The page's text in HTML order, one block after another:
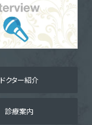
ドクター紹介
診療案内